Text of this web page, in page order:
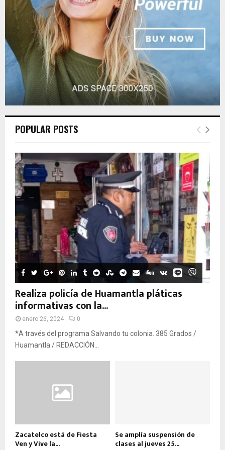
POPULAR POSTS
Realiza policía de Huamantla pláticas
informativas con la...
enero 26, 2024 0
*A través del programa Salvando tu colonia. 385 Grados /
Huamantla / REDACCIÓN...
Zacatelco está de Fiesta
Ven y Vive la...
Se amplía suspensión de
clases al jueves 25...